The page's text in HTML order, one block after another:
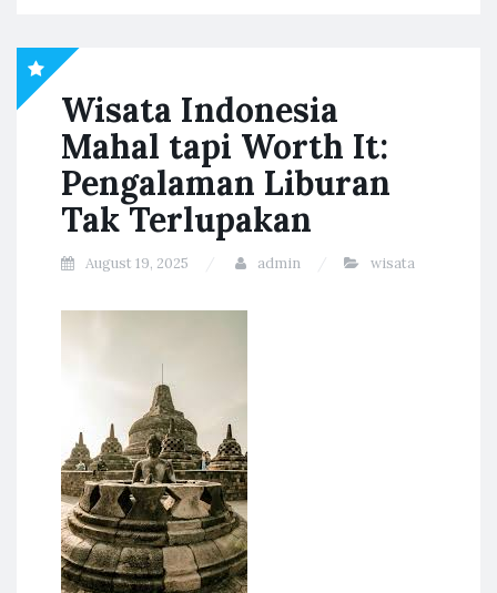
Wisata Indonesia
Mahal tapi Worth It:
Pengalaman Liburan
Tak Terlupakan
August 19, 2025 admin wisata